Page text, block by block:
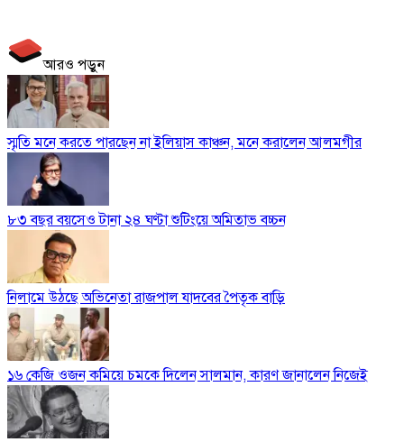
আরও পড়ুন
স্মৃতি মনে করতে পারছেন না ইলিয়াস কাঞ্চন, মনে করালেন আলমগীর
৮৩ বছর বয়সেও টানা ২৪ ঘণ্টা শুটিংয়ে অমিতাভ বচ্চন
নিলামে উঠছে অভিনেতা রাজপাল যাদবের পৈতৃক বাড়ি
১৬ কেজি ওজন কমিয়ে চমকে দিলেন সালমান, কারণ জানালেন নিজেই